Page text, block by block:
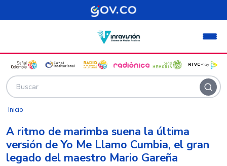
Pasar al contenido principal
Inicio
A ritmo de marimba suena la última
versión de Yo Me Llamo Cumbia, el gran
legado del maestro Mario Gareña